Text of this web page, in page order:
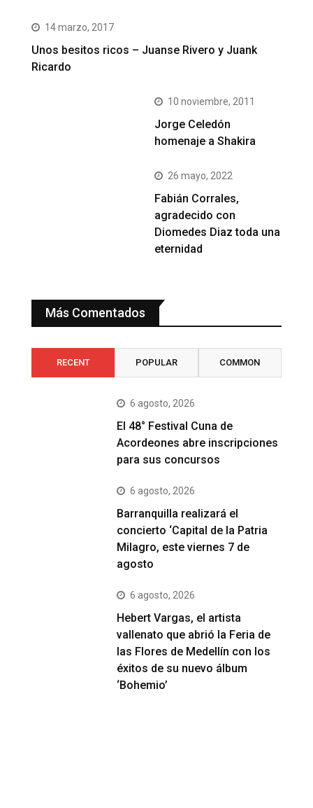
14 marzo, 2017
Unos besitos ricos – Juanse Rivero y Juank
Ricardo
10 noviembre, 2011
Jorge Celedón
homenaje a Shakira
26 mayo, 2022
Fabián Corrales,
agradecido con
Diomedes Diaz toda una
eternidad
Más Comentados
RECENT POPULAR COMMON
6 agosto, 2026
El 48° Festival Cuna de
Acordeones abre inscripciones
para sus concursos
6 agosto, 2026
Barranquilla realizará el
concierto ‘Capital de la Patria
Milagro, este viernes 7 de
agosto
6 agosto, 2026
Hebert Vargas, el artista
vallenato que abrió la Feria de
las Flores de Medellín con los
éxitos de su nuevo álbum
‘Bohemio’